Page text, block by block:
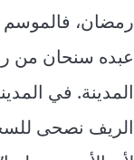
رمضان، فالموسم
عبده سنحان من
المدينة. في
الريف نصحى